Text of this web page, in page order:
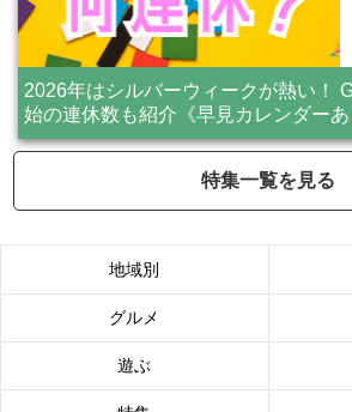
2026年はシルバーウィークが熱い！
始の連休数も紹介《早見カレンダーあ
特集一覧を見る
地域別
グルメ
遊ぶ